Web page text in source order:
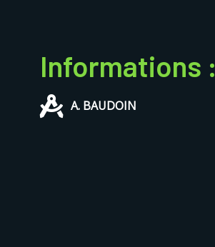
Informations :
A. BAUDOIN